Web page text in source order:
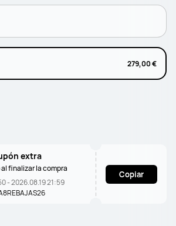
279,00 €
extra
finalizar la compra
- 2026.08.19 21:59
Copiar